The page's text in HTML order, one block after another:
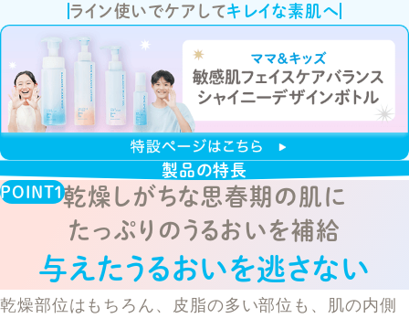
ライン使いでケアしてキレイな素肌へ
製品の特長
乾燥しがちな思春期の肌に
たっぷりのうるおいを補給
与えたうるおいを逃さない
乾燥部位はもちろん、皮脂の多い部位も、肌の内側